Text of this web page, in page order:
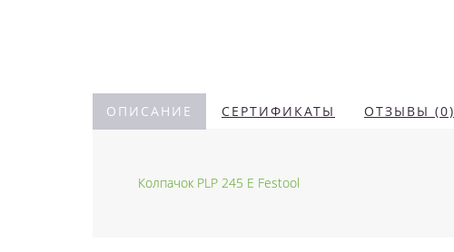
ОПИСАНИЕ СЕРТИФИКАТЫ ОТЗЫВЫ (0)
Колпачок PLP 245 E Festool